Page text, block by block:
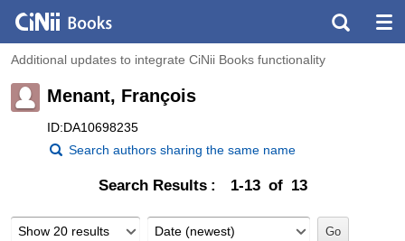
Additional updates to integrate CiNii Books functionality
Menant, François
ID:DA10698235
Search authors sharing the same name
Search Results 1-13 of 13
Show 20 results Date (newest)